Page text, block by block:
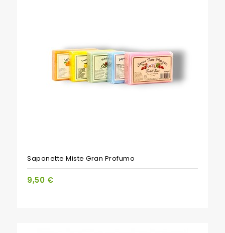
Saponette Miste Gran Profumo
9,50 €